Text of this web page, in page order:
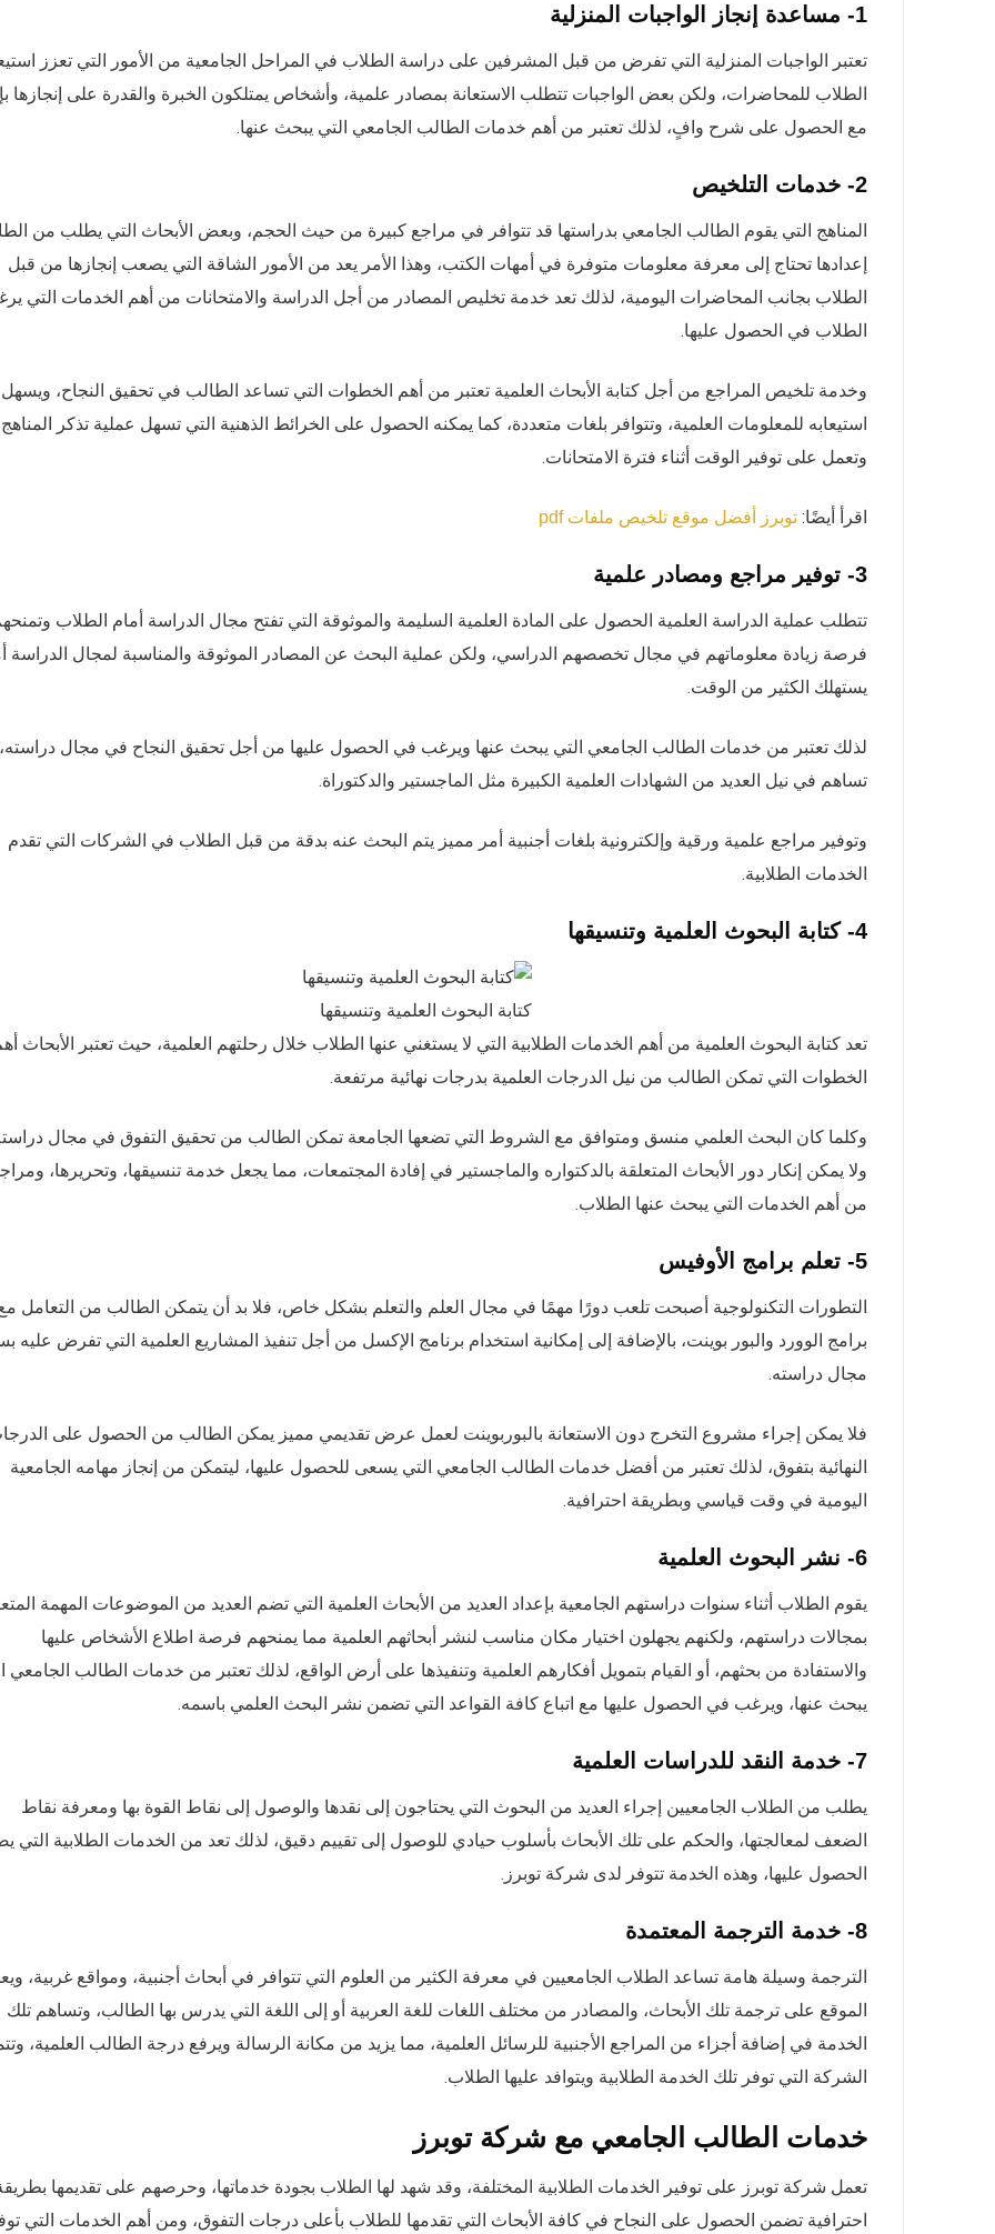
1- مساعدة إنجاز الواجبات المنزلية
تعتبر الواجبات المنزلية التي تفرض من قبل المشرفين على دراسة الطلاب في المراحل الجامعية من الأمور التي تعزز
الطلاب للمحاضرات، ولكن بعض الواجبات تتطلب الاستعانة بمصادر علمية، وأشخاص يمتلكون الخبرة والقدرة على إنجازها
مع الحصول على شرح وافٍ، لذلك تعتبر من أهم خدمات الطالب الجامعي التي يبحث عنها.
2- خدمات التلخيص
المناهج التي يقوم الطالب الجامعي بدراستها قد تتوافر في مراجع كبيرة من حيث الحجم، وبعض الأبحاث التي يطلب من
إعدادها تحتاج إلى معرفة معلومات متوفرة في أمهات الكتب، وهذا الأمر يعد من الأمور الشاقة التي يصعب إنجازها من قبل
الطلاب بجانب المحاضرات اليومية، لذلك تعد خدمة تخليص المصادر من أجل الدراسة والامتحانات من أهم الخدمات التي
الطلاب في الحصول عليها.
وخدمة تلخيص المراجع من أجل كتابة الأبحاث العلمية تعتبر من أهم الخطوات التي تساعد الطالب في تحقيق النجاح، ويسهل
استيعابه للمعلومات العلمية، وتتوافر بلغات متعددة، كما يمكنه الحصول على الخرائط الذهنية التي تسهل عملية تذكر
وتعمل على توفير الوقت أثناء فترة الامتحانات.
اقرأ أيضًا: توبرز أفضل موقع تلخيص ملفات pdf
3- توفير مراجع ومصادر علمية
تتطلب عملية الدراسة العلمية الحصول على المادة العلمية السليمة والموثوقة التي تفتح مجال الدراسة أمام الطلاب
فرصة زيادة معلوماتهم في مجال تخصصهم الدراسي، ولكن عملية البحث عن المصادر الموثوقة والمناسبة لمجال الدراسة
يستهلك الكثير من الوقت.
لذلك تعتبر من خدمات الطالب الجامعي التي يبحث عنها ويرغب في الحصول عليها من أجل تحقيق النجاح في مجال
تساهم في نيل العديد من الشهادات العلمية الكبيرة مثل الماجستير والدكتوراة.
وتوفير مراجع علمية ورقية وإلكترونية بلغات أجنبية أمر مميز يتم البحث عنه بدقة من قبل الطلاب في الشركات التي تقدم
الخدمات الطلابية.
4- كتابة البحوث العلمية وتنسيقها
كتابة البحوث العلمية وتنسيقها
تعد كتابة البحوث العلمية من أهم الخدمات الطلابية التي لا يستغني عنها الطلاب خلال رحلتهم العلمية، حيث تعتبر الأبحاث
الخطوات التي تمكن الطالب من نيل الدرجات العلمية بدرجات نهائية مرتفعة.
وكلما كان البحث العلمي منسق ومتوافق مع الشروط التي تضعها الجامعة تمكن الطالب من تحقيق التفوق في مجال
ولا يمكن إنكار دور الأبحاث المتعلقة بالدكتواره والماجستير في إفادة المجتمعات، مما يجعل خدمة تنسيقها، وتحريرها،
من أهم الخدمات التي يبحث عنها الطلاب.
5- تعلم برامج الأوفيس
التطورات التكنولوجية أصبحت تلعب دورًا مهمًا في مجال العلم والتعلم بشكل خاص، فلا بد أن يتمكن الطالب من التعامل
برامج الوورد والبور بوينت، بالإضافة إلى إمكانية استخدام برنامج الإكسل من أجل تنفيذ المشاريع العلمية التي تفرض عليه
مجال دراسته.
فلا يمكن إجراء مشروع التخرج دون الاستعانة بالبوربوينت لعمل عرض تقديمي مميز يمكن الطالب من الحصول على
النهائية بتفوق، لذلك تعتبر من أفضل خدمات الطالب الجامعي التي يسعى للحصول عليها، ليتمكن من إنجاز مهامه الجامعية
اليومية في وقت قياسي وبطريقة احترافية.
6- نشر البحوث العلمية
يقوم الطلاب أثناء سنوات دراستهم الجامعية بإعداد العديد من الأبحاث العلمية التي تضم العديد من الموضوعات المهمة
بمجالات دراستهم، ولكنهم يجهلون اختيار مكان مناسب لنشر أبحاثهم العلمية مما يمنحهم فرصة اطلاع الأشخاص عليها
والاستفادة من بحثهم، أو القيام بتمويل أفكارهم العلمية وتنفيذها على أرض الواقع، لذلك تعتبر من خدمات الطالب الجامعي
يبحث عنها، ويرغب في الحصول عليها مع اتباع كافة القواعد التي تضمن نشر البحث العلمي باسمه.
7- خدمة النقد للدراسات العلمية
يطلب من الطلاب الجامعيين إجراء العديد من البحوث التي يحتاجون إلى نقدها والوصول إلى نقاط القوة بها ومعرفة نقاط
الضعف لمعالجتها، والحكم على تلك الأبحاث بأسلوب حيادي للوصول إلى تقييم دقيق، لذلك تعد من الخدمات الطلابية التي
الحصول عليها، وهذه الخدمة تتوفر لدى شركة توبرز.
8- خدمة الترجمة المعتمدة
الترجمة وسيلة هامة تساعد الطلاب الجامعيين في معرفة الكثير من العلوم التي تتوافر في أبحاث أجنبية، ومواقع غربية،
الموقع على ترجمة تلك الأبحاث، والمصادر من مختلف اللغات للغة العربية أو إلى اللغة التي يدرس بها الطالب، وتساهم تلك
الخدمة في إضافة أجزاء من المراجع الأجنبية للرسائل العلمية، مما يزيد من مكانة الرسالة ويرفع درجة الطالب العلمية،
الشركة التي توفر تلك الخدمة الطلابية ويتوافد عليها الطلاب.
خدمات الطالب الجامعي مع شركة توبرز
تعمل شركة توبرز على توفير الخدمات الطلابية المختلفة، وقد شهد لها الطلاب بجودة خدماتها، وحرصهم على تقديمها
احترافية تضمن الحصول على النجاح في كافة الأبحاث التي تقدمها للطلاب بأعلى درجات التفوق، ومن أهم الخدمات التي